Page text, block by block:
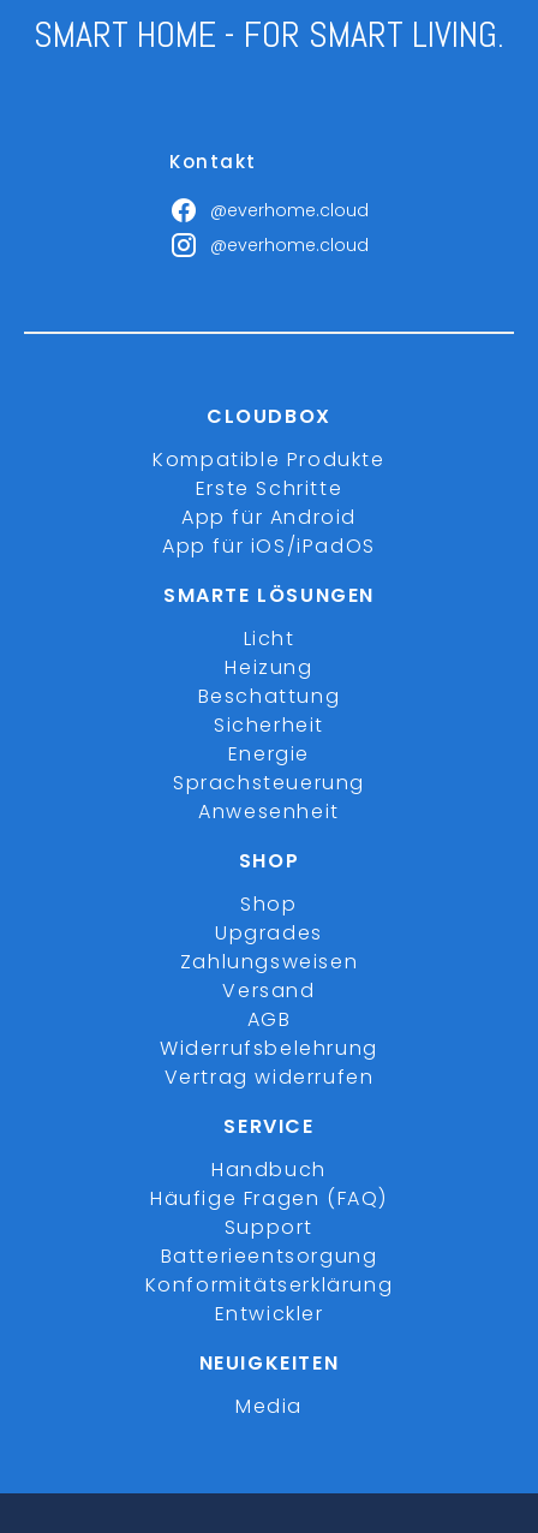
SMART HOME - FOR SMART LIVING.
Kontakt
@everhome.cloud
@everhome.cloud
CLOUDBOX
Kompatible Produkte
Erste Schritte
App für Android
App für iOS/iPadOS
SMARTE LÖSUNGEN
Licht
Heizung
Beschattung
Sicherheit
Energie
Sprachsteuerung
Anwesenheit
SHOP
Shop
Upgrades
Zahlungsweisen
Versand
AGB
Widerrufsbelehrung
Vertrag widerrufen
SERVICE
Handbuch
Häufige Fragen (FAQ)
Support
Batterieentsorgung
Konformitätserklärung
Entwickler
NEUIGKEITEN
Media